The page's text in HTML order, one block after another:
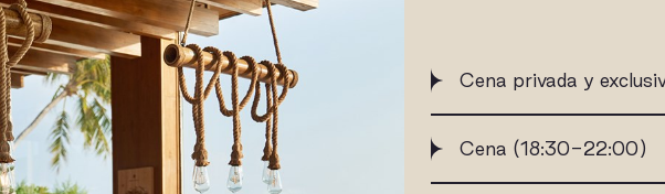
Cena privada y
Cena (18:30-22:00)